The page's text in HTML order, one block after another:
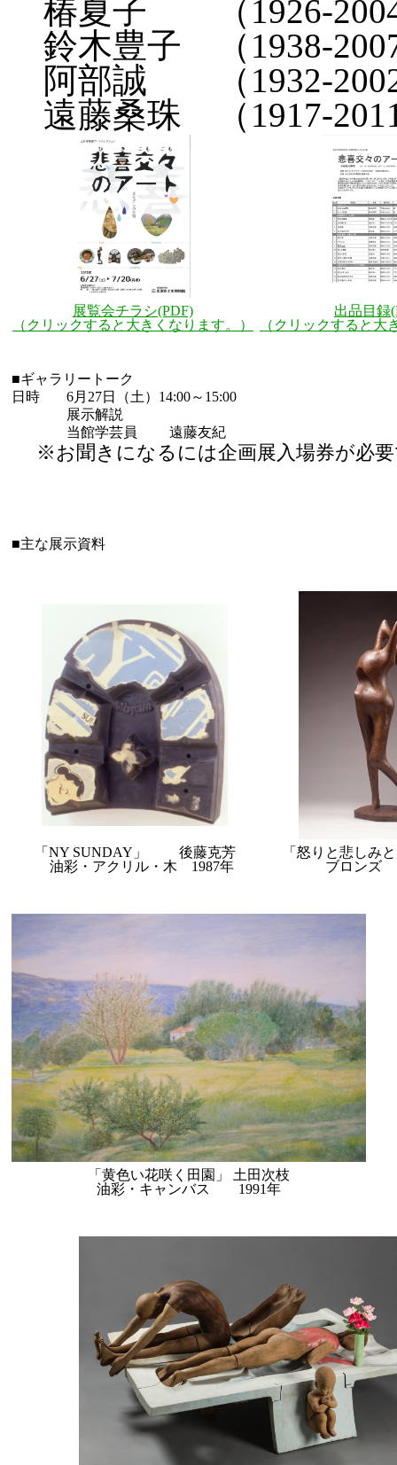
椿夏子 （1926-2004
鈴木豊子 （1938-
阿部誠 （1932-2002
遠藤桑珠 （1917-
展覧会チラシ(PDF)
（クリックすると大きくなります。）
出品目録
（クリックすると大
■ギャラリートーク
日時
6月27日（土）14:00～15:00
展示解説
当館学芸員 遠藤友紀
※お聞きになるには企画展入場券が必要
■主な展示資料
「NY SUNDAY」 後藤克芳
油彩・アクリル・木 1987年
「怒りと悲しみ
ブロンズ
「黄色い花咲く田園」 土田次枝
油彩・キャンバス 1991年